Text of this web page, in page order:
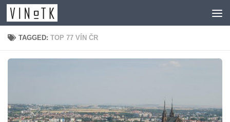
Skip to content
TAGGED:TOP 77 VÍN ČR